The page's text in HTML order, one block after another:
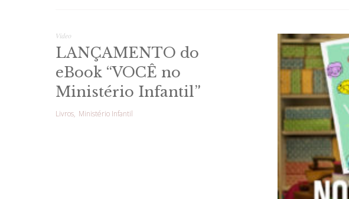
Video
LANÇAMENTO do
eBook “VOCÊ no
Ministério Infantil”
Livros Ministério Infantil